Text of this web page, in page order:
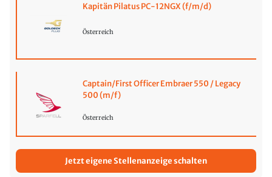
Kapitän Pilatus PC-12NGX (f/m/d)
Österreich
Captain/First Officer Embraer 550 / Legacy
500 (m/f)
Österreich
Jetzt eigene Stellenanzeige schalten